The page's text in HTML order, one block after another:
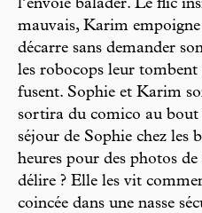
l’envoie balader. Le flic
mauvais, Karim
décarre sans demander
les robocops leur tombent
fusent. Sophie et Karim
sortira du comico au bout
séjour de Sophie chez les
heures pour des photos
délire ? Elle les vit
coincée dans une nasse